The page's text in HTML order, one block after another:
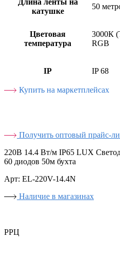
катушке
50
Цветовая
температура
3000К
RGB
IP IP 68
Купить на маркетплейсах
Получить оптовый прайс-
220В 14.4 Вт/м IP65 LUX
60 диодов 50м бухта
Арт: EL-220V-14.4N
Наличие в магазинах
РРЦ